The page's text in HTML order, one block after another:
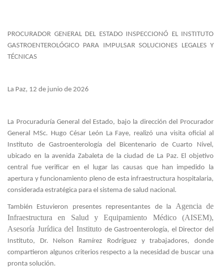
PROCURADOR GENERAL DEL ESTADO INSPECCIONÓ EL INSTITUTO
GASTROENTEROLÓGICO PARA IMPULSAR SOLUCIONES LEGALES Y
TÉCNICAS
La Paz, 12 de junio de 2026
La Procuraduría General del Estado, bajo la dirección del Procurador
General MSc. Hugo César León La Faye, realizó una visita oficial al
Instituto de Gastroenterología del Bicentenario de Cuarto Nivel,
ubicado en la avenida Zabaleta de la ciudad de La Paz. El objetivo
central fue verificar en el lugar las causas que han impedido la
apertura y funcionamiento pleno de esta infraestructura hospitalaria,
considerada estratégica para el sistema de salud nacional.
También Estuvieron presentes representantes de la Agencia de
Infraestructura en Salud y Equipamiento Médico (AISEM),
Asesoría Jurídica del Instituto de Gastroenterología, el Director del
Instituto, Dr. Nelson Ramírez Rodríguez y trabajadores, donde
compartieron algunos criterios respecto a la necesidad de buscar una
pronta solución.